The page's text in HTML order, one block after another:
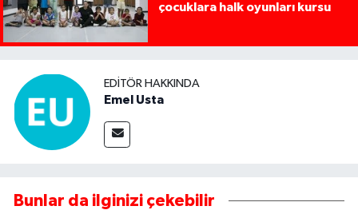
çocuklara halk oyunları kursu
EDITÖR HAKKINDA
Emel Usta
Bunlar da ilginizi çekebilir